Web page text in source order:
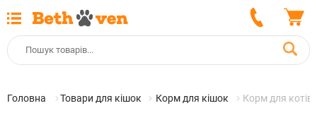
Головна Товари для кішок Корм для кішок Корм для котів